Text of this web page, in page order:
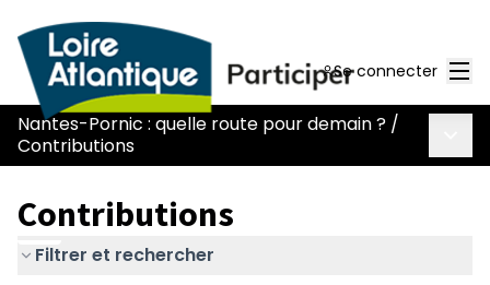
Se connecter
Nantes-Pornic : quelle route pour demain ? /
Contributions
Contributions
Filtrer et rechercher